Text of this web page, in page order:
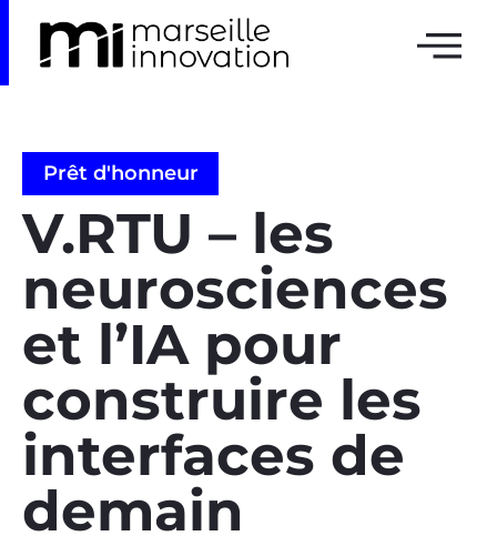
Prêt d'honneur
V.RTU – les
neurosciences
et l’IA pour
construire les
interfaces de
demain